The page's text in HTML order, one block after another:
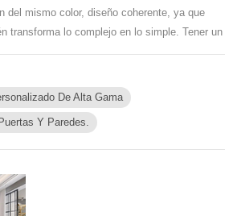
del mismo color, diseño coherente, ya que
transforma lo complejo en lo simple. Tener un
"te entiendo", simplemente más
de pared y puerta MeilinHui, sobre la base
de pared integrado, rompe el límite de la
fachada, abundante ...
De Alta Gama
Y Paredes.